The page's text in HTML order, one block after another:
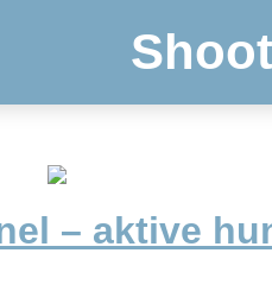
– aktive